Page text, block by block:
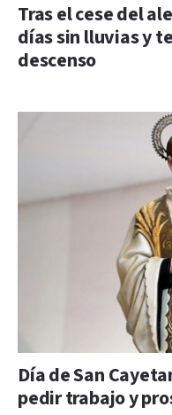
Tras el cese del
días sin lluvias y
descenso
Día de San
pedir trabajo y